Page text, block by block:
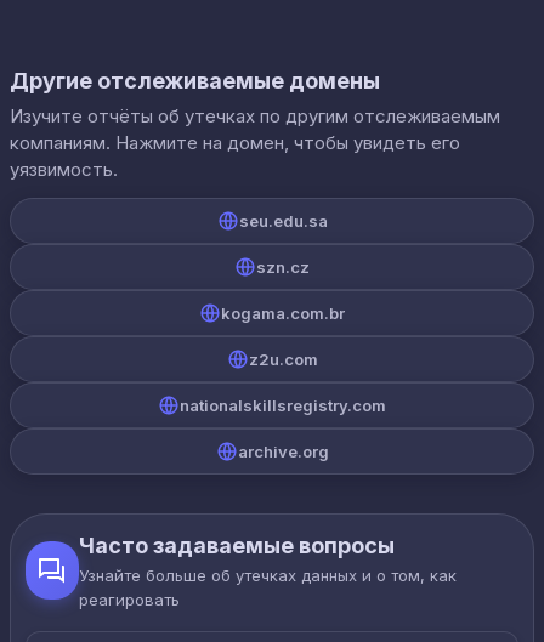
Другие отслеживаемые домены
Изучите отчёты об утечках по другим отслеживаемым
компаниям. Нажмите на домен, чтобы увидеть его
уязвимость.
seu.edu.sa
szn.cz
kogama.com.br
z2u.com
nationalskillsregistry.com
archive.org
Часто задаваемые вопросы
Узнайте больше об утечках данных и о том, как
реагировать